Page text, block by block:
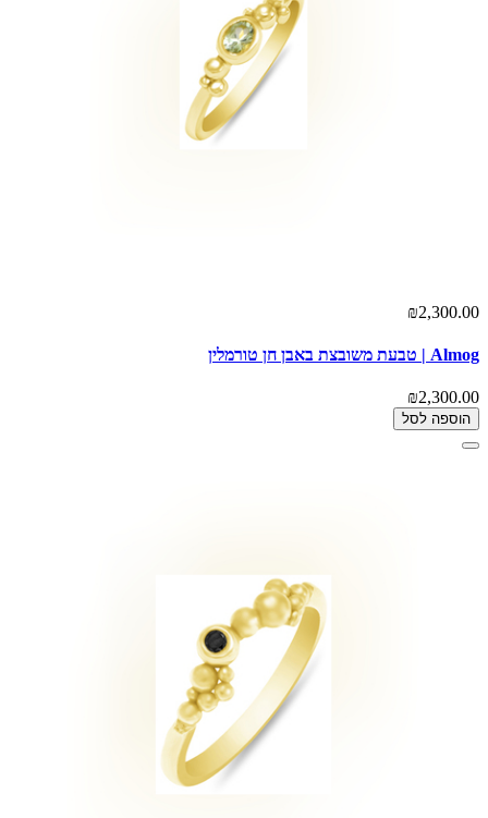
₪2,300.00
Almog | טבעת משובצת באבן חן טורמלין
₪2,300.00
הוספה לסל